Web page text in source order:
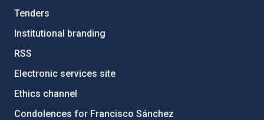
Tenders
Institutional branding
RSS
Electronic services site
Ethics channel
Condolences for Francisco Sánchez